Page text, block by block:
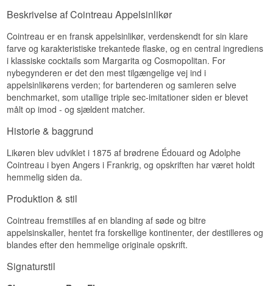
Beskrivelse af Cointreau Appelsinlikør
Cointreau er en fransk appelsinlikør, verdenskendt for sin klare
farve og karakteristiske trekantede flaske, og en central ingrediens
i klassiske cocktails som Margarita og Cosmopolitan. For
nybegynderen er det den mest tilgængelige vej ind i
appelsinlikørens verden; for bartenderen og samleren selve
benchmarket, som utallige triple sec-imitationer siden er blevet
målt op imod - og sjældent matcher.
Historie & baggrund
Likøren blev udviklet i 1875 af brødrene Édouard og Adolphe
Cointreau i byen Angers i Frankrig, og opskriften har været holdt
hemmelig siden da.
Produktion & stil
Cointreau fremstilles af en blanding af søde og bitre
appelsinskaller, hentet fra forskellige kontinenter, der destilleres og
blandes efter den hemmelige originale opskrift.
Signaturstil